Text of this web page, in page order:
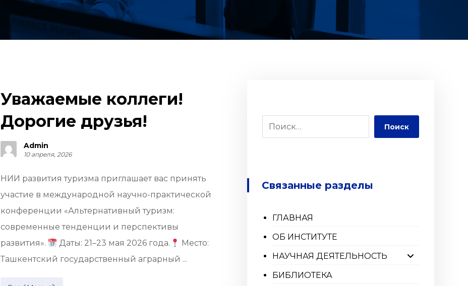
Уважаемые коллеги!
Дорогие друзья!
Admin
10 апреля, 2026
НИИ развития туризма приглашает вас принять
участие в международной научно-практической
конференции «Альтернативный туризм:
cовременные тенденции и перспективы
развития».
Даты: 21–23 мая 2026 года.
Место:
Ташкентский государственный аграрный ...
Поиск
Связанные разделы
ГЛАВНАЯ
ОБ ИНСТИТУТЕ
НАУЧНАЯ ДЕЯТЕЛЬНОСТЬ
БИБЛИОТЕКА